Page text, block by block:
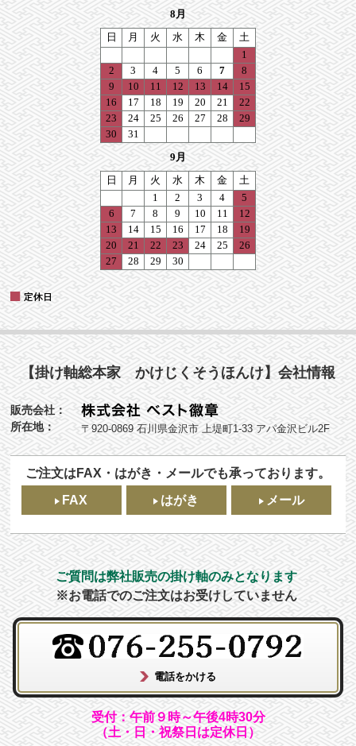
【掛け軸総本家 かけじくそうほんけ】会社情報
販売会社：
所在地：
〒920-0869 石川県金沢市 上堤町1-33 アパ金沢ビル2F
ご注文はFAX・はがき・メールでも承っております。
FAX
はがき メール
ご質問は弊社販売の掛け軸のみとなります
※お電話でのご注文はお受けしていません
受付：午前９時～午後4時30分
（土・日・祝祭日は定休日）